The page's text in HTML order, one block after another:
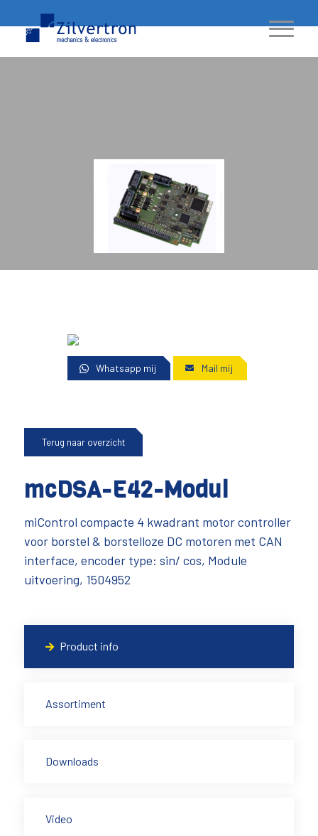
Whatsapp mij Mail mij
Terug naar overzicht
mcDSA-E42-Modul
miControl compacte 4 kwadrant motor controller
voor borstel & borstelloze DC motoren met CAN
interface, encoder type: sin/ cos, Module
uitvoering, 1504952
Product info
Assortiment
Downloads
Video